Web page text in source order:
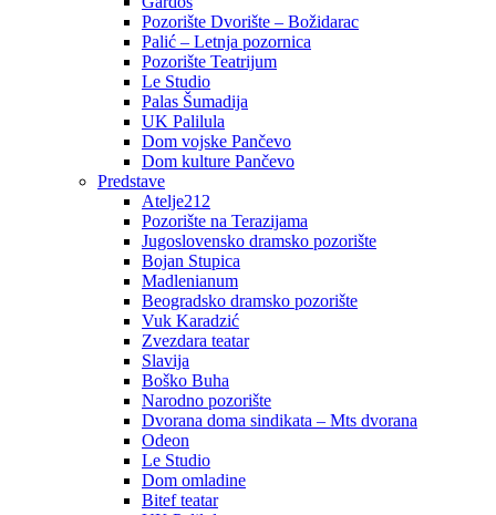
Pozorište Dvorište – Božidarac
Palić – Letnja pozornica
Pozorište Teatrijum
Le Studio
Palas Šumadija
UK Palilula
Dom vojske Pančevo
Dom kulture Pančevo
Predstave
Atelje212
Pozorište na Terazijama
Jugoslovensko dramsko pozorište
Bojan Stupica
Madlenianum
Beogradsko dramsko pozorište
Vuk Karadzić
Zvezdara teatar
Slavija
Boško Buha
Narodno pozorište
Dvorana doma sindikata – Mts dvorana
Odeon
Le Studio
Dom omladine
Bitef teatar